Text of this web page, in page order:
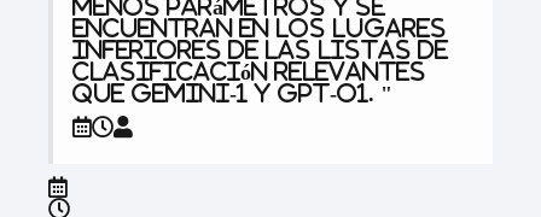
menos parámetros y se
encuentran en los lugares
inferiores de las listas de
clasificación relevantes
que Gemini-1 y GPT-O1. "